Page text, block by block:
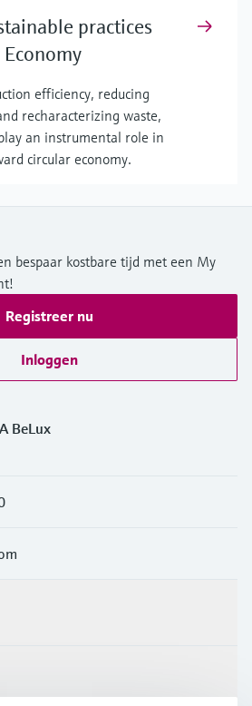
practices
efficiency, reducing
recharacterizing waste,
an instrumental role in
circular economy.
bespaar kostbare tijd met een My
Registreer nu
Inloggen
BeLux